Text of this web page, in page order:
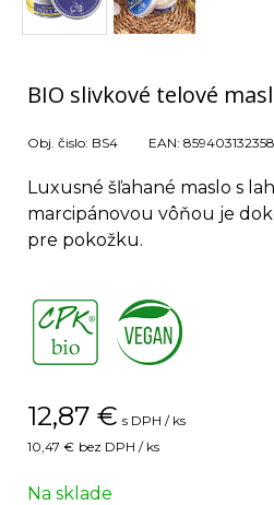
BIO slivkové telové
Obj. čislo: BS4 EAN:
Luxusné šľahané maslo s
marcipánovou vôňou je
pre pokožku.
12,87 € s DPH / ks
10,47 € bez DPH / ks
Na sklade